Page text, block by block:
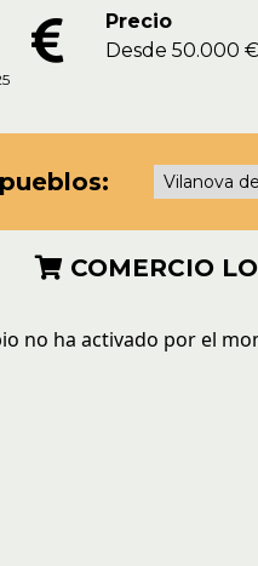
Precio
Desde 50.000 €
COMERCIO
no ha activado por el